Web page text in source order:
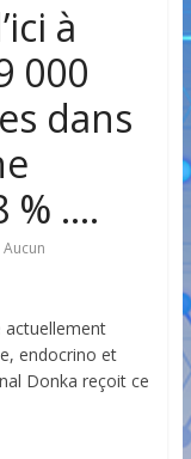
à
000
dans
% ….
Aucun
actuellement
endocrino et
Donka reçoit ce